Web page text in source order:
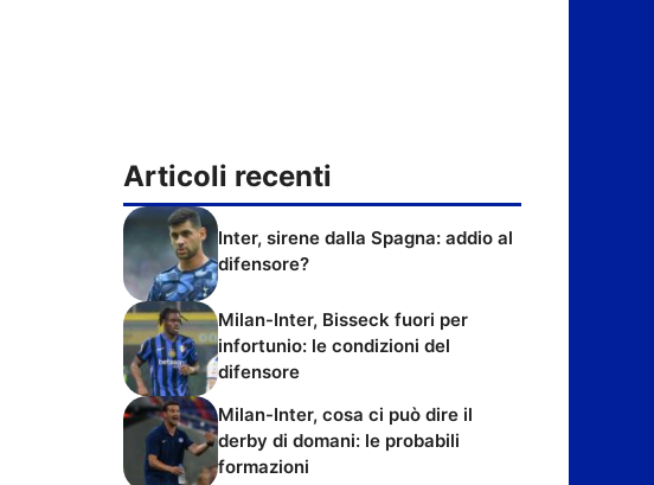
Articoli recenti
Inter, sirene dalla Spagna: addio al
difensore?
Milan-Inter, Bisseck fuori per
infortunio: le condizioni del
difensore
Milan-Inter, cosa ci può dire il
derby di domani: le probabili
formazioni